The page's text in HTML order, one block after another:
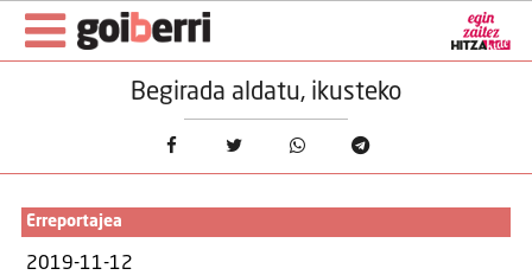
Begirada aldatu, ikusteko
Erreportajea
2019-11-12